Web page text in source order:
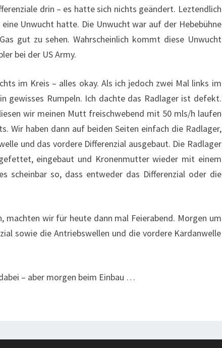
drin – es hatte sich nichts geändert. Leztendlich
Unwucht hatte. Die Unwucht war auf der Hebebühne
gut zu sehen. Wahrscheinlich kommt diese Unwucht
bei der US Army.
im Kreis – alles okay. Als ich jedoch zwei Mal links im
gewisses Rumpeln. Ich dachte das Radlager ist defekt.
wir meinen Mutt freischwebend mit 50 mls/h laufen
Wir haben dann auf beiden Seiten einfach die Radlager,
und das vordere Differenzial ausgebaut. Die Radlager
eingebaut und Kronenmutter wieder mit einem
scheinbar so, dass entweder das Differenzial oder die
machten wir für heute dann mal Feierabend. Morgen um
sowie die Antriebswellen und die vordere Kardanwelle
– aber morgen beim Einbau …